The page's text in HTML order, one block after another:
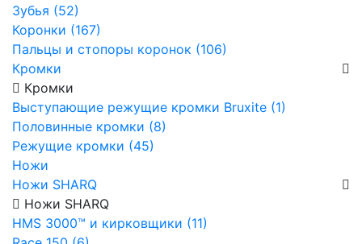
Зубья (52)
Коронки (167)
Пальцы и стопоры коронок (106)
Кромки
Кромки
Выступающие режущие кромки Bruxite (1)
Половинные кромки (8)
Режущие кромки (45)
Ножи
Ножи SHARQ
Ножи SHARQ
HMS 3000™ и кирковщики (11)